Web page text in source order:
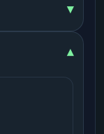
▾
▾